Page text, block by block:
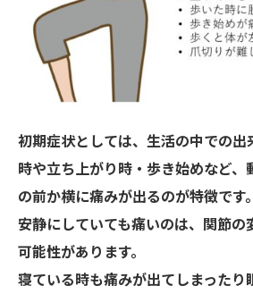
初期症状としては、生活の中での出
時や立ち上がり時・歩き始めなど、
の前か横に痛みが出るのが特徴です。
安静にしていても痛いのは、関節の
可能性があります。
寝ている時も痛みが出てしまったり